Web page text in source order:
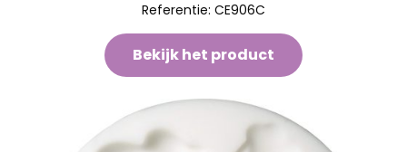
Referentie: CE906C
Bekijk het product